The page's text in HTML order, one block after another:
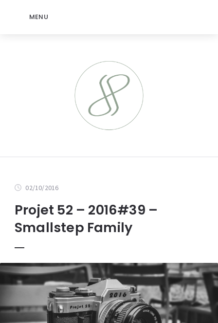
MENU
02/10/2016
Projet 52 – 2016#39 –
Smallstep Family